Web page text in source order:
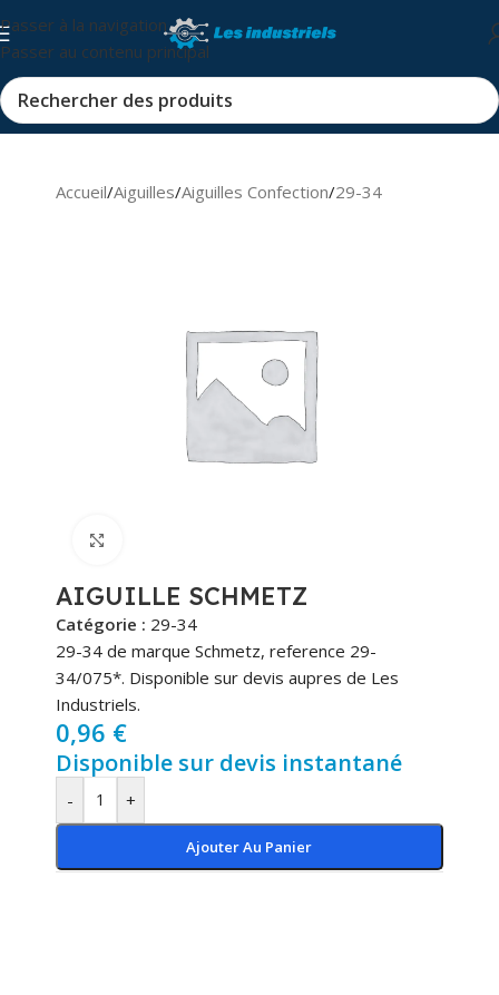
Passer à la navigation
Passer au contenu principal
Accueil/Aiguilles/Aiguilles Confection/29-34
AIGUILLE SCHMETZ
Catégorie : 29-34
29-34 de marque Schmetz, reference 29-
34/075*. Disponible sur devis aupres de Les
Industriels.
0,96 €
Disponible sur devis instantané
- +
Ajouter Au Panier